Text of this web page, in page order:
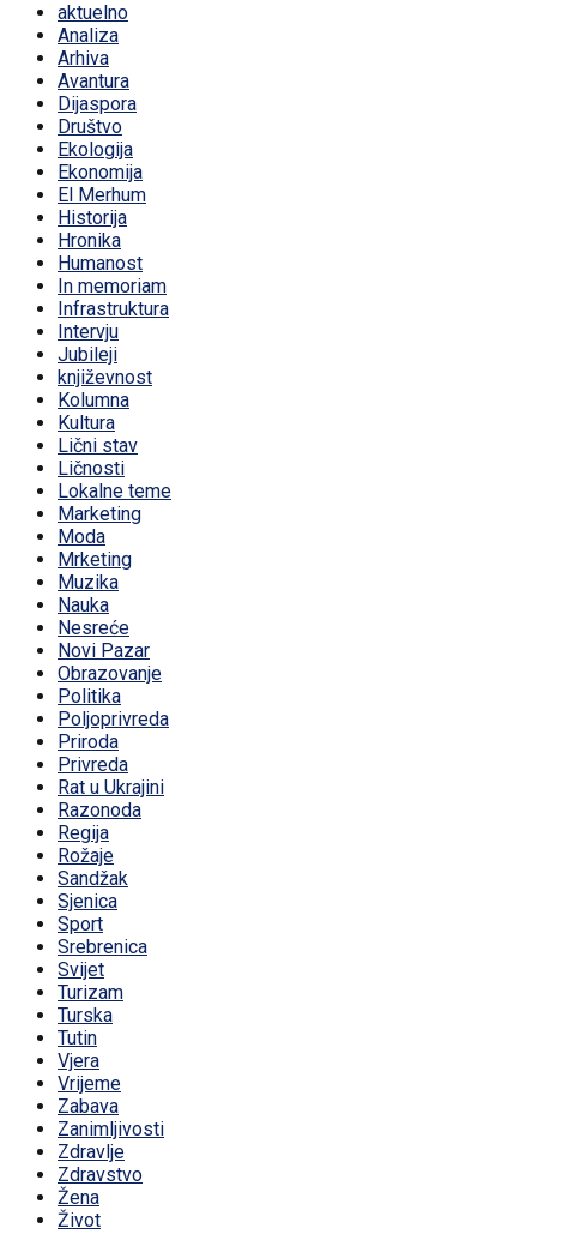
aktuelno
Analiza
Arhiva
Avantura
Dijaspora
Društvo
Ekologija
Ekonomija
El Merhum
Historija
Hronika
Humanost
In memoriam
Infrastruktura
Intervju
Jubileji
književnost
Kolumna
Kultura
Lični stav
Ličnosti
Lokalne teme
Marketing
Moda
Mrketing
Muzika
Nauka
Nesreće
Novi Pazar
Obrazovanje
Politika
Poljoprivreda
Priroda
Privreda
Rat u Ukrajini
Razonoda
Regija
Rožaje
Sandžak
Sjenica
Sport
Srebrenica
Svijet
Turizam
Turska
Tutin
Vjera
Vrijeme
Zabava
Zanimljivosti
Zdravlje
Zdravstvo
Žena
Život